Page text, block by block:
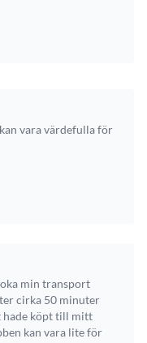
vara värdefulla för
min transport
cirka 50 minuter
hade köpt till mitt
kan vara lite för